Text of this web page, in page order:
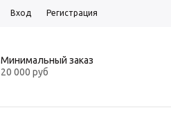
Вход Регистрация
Минимальный заказ
20 000 руб